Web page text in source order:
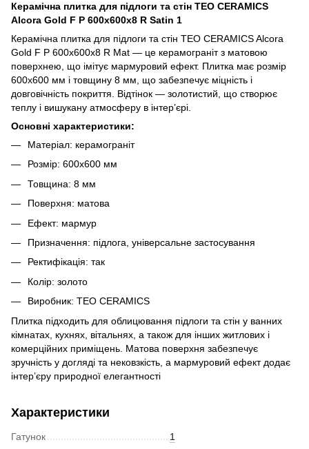
Керамічна плитка для підлоги та стін TEO CERAMICS
Alcora Gold F P 600x600x8 R Satin 1
Керамічна плитка для підлоги та стін TEO CERAMICS Alcora
Gold F P 600x600x8 R Mat — це керамограніт з матовою
поверхнею, що імітує мармуровий ефект. Плитка має розмір
600x600 мм і товщину 8 мм, що забезпечує міцність і
довговічність покриття. Відтінок — золотистий, що створює
теплу і вишукану атмосферу в інтер’єрі.
Основні характеристики:
Матеріал: керамограніт
Розмір: 600x600 мм
Товщина: 8 мм
Поверхня: матова
Ефект: мармур
Призначення: підлога, універсальне застосування
Ректифікація: так
Колір: золото
Виробник: TEO CERAMICS
Плитка підходить для облицювання підлоги та стін у ванних
кімнатах, кухнях, вітальнях, а також для інших житлових і
комерційних приміщень. Матова поверхня забезпечує
зручність у догляді та нековзкість, а мармуровий ефект додає
інтер’єру природної елегантності
Характеристики
Гатунок 1